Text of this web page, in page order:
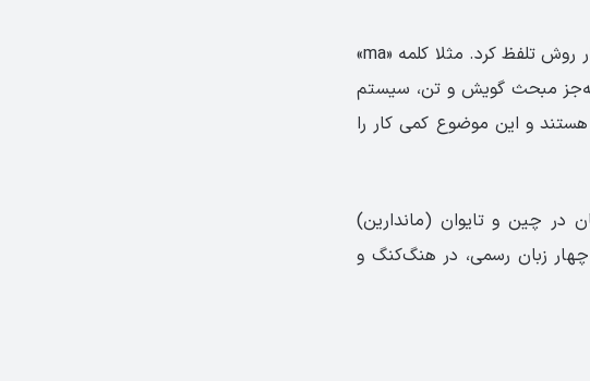
زبان چینی ماندارین چهار تن آوایی دارد؛ یعنی یک کلمه را می‌توان به چهار روش تلفظ کرد. مثلا کلمه «ma»
مبحث گویش و تن، سیستم
و این موضوع کمی کار را
در چین و تایوان (ماندارین)
چهار زبان رسمی، در هنگ‌کنگ و